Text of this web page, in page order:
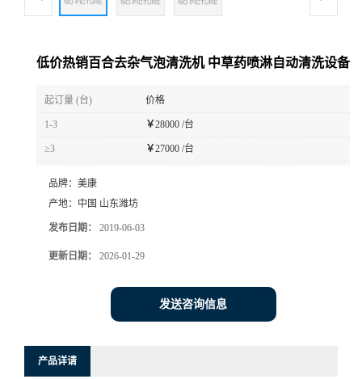
低价热销百合去杂气泡清洗机 中草药喷淋自动清洗设备
起订量 (台) 价格
1-3 ￥28000 /台
≥3 ￥27000 /台
品牌： 美康
产地： 中国 山东潍坊
发布日期： 2019-06-03
更新日期： 2026-01-29
发送咨询信息
产品详请